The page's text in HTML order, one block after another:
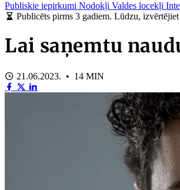
Publiskie iepirkumi Nodokļi Valdes locekļi
Publicēts pirms 3 gadiem. Lūdzu,
Lai saņemtu
21.06.2023. • 14 MIN